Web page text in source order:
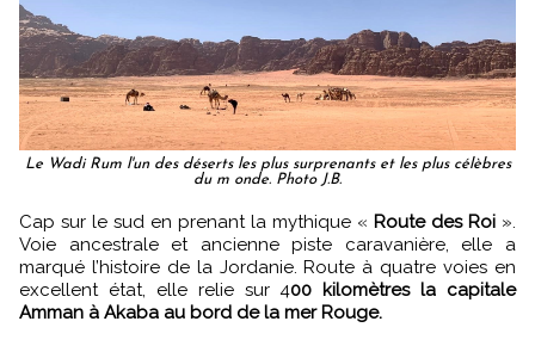
Le Wadi Rum l'un des déserts les plus surprenants et les plus célèbres
du m onde. Photo J.B.
Cap sur le sud en prenant la mythique « Route des Roi ».
Voie ancestrale et ancienne piste caravanière, elle a
marqué l’histoire de la Jordanie. Route à quatre voies en
excellent état, elle relie sur 400 kilomètres la capitale
Amman à Akaba au bord de la mer Rouge.